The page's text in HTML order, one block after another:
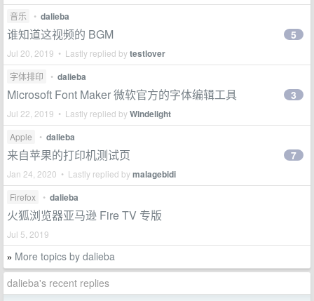
音乐 • dalieba
谁知道这视频的 BGM
Jul 20, 2019 • Lastly replied bytestlover
5
字体排印 • dalieba
Microsoft Font Maker 微软官方的字体编辑工具
Jul 22, 2019 • Lastly replied byWindelight
3
Apple • dalieba
来自苹果的打印机测试页
Jan 24, 2020 • Lastly replied bymalagebidi
7
Firefox • dalieba
火狐浏览器亚马逊 Fire TV 专版
Jul 5, 2019
» More topics by dalieba
dalieba's recent replies